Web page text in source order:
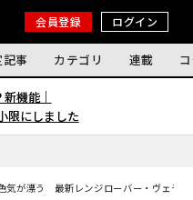
会員登録 ログイン
事 カテゴリ 連載
機能｜
限にしました
気が漂う 最新レンジローバー・ヴェラー